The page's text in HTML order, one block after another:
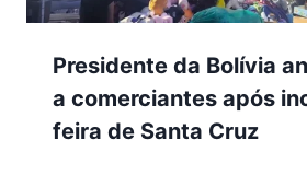
Presidente da Bolívia
a comerciantes após
feira de Santa Cruz